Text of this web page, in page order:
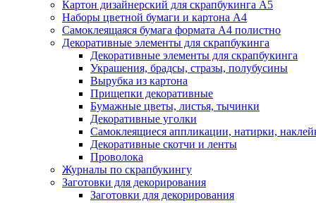
Картон дизайнерский для скрапбукинга А5
Наборы цветной бумаги и картона А4
Самоклеящаяся бумага формата А4 полистно
Декоративные элементы для скрапбукинга
Декоративные элементы для скрапбукинга
Украшения, брадсы, стразы, полубусины
Вырубка из картона
Прищепки декоративные
Бумажные цветы, листья, тычинки
Декоративные уголки
Самоклеящиеся аппликации, натирки,
Декоративные скотчи и ленты
Проволока
Журналы по скрапбукингу
Заготовки для декорирования
Заготовки для декорирования